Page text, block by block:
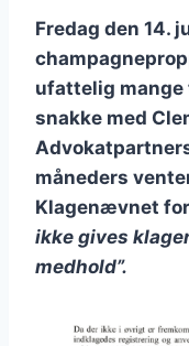
Fredag den 14.
ufattelig mange
snakke med
måneders
Klagenævnet
ikke gives
medhold”.